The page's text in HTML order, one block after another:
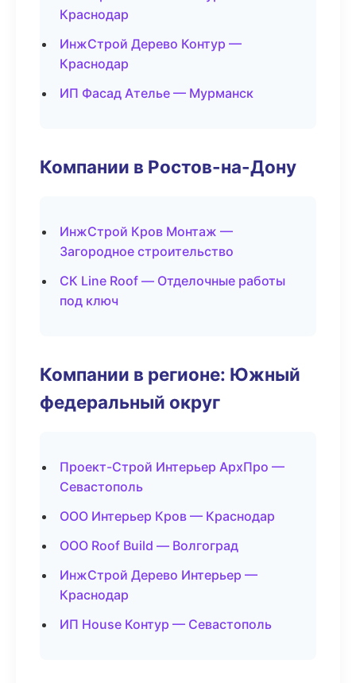
Краснодар
ИнжСтрой Дерево Контур —
Краснодар
ИП Фасад Ателье — Мурманск
Компании в Ростов-на-Дону
ИнжСтрой Кров Монтаж —
Загородное строительство
СК Line Roof — Отделочные работы
под ключ
Компании в регионе: Южный
федеральный округ
Проект-Строй Интерьер АрхПро —
Севастополь
ООО Интерьер Кров — Краснодар
ООО Roof Build — Волгоград
ИнжСтрой Дерево Интерьер —
Краснодар
ИП House Контур — Севастополь